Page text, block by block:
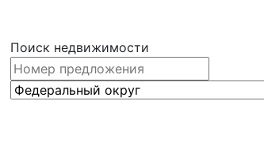
Поиск недвижимости